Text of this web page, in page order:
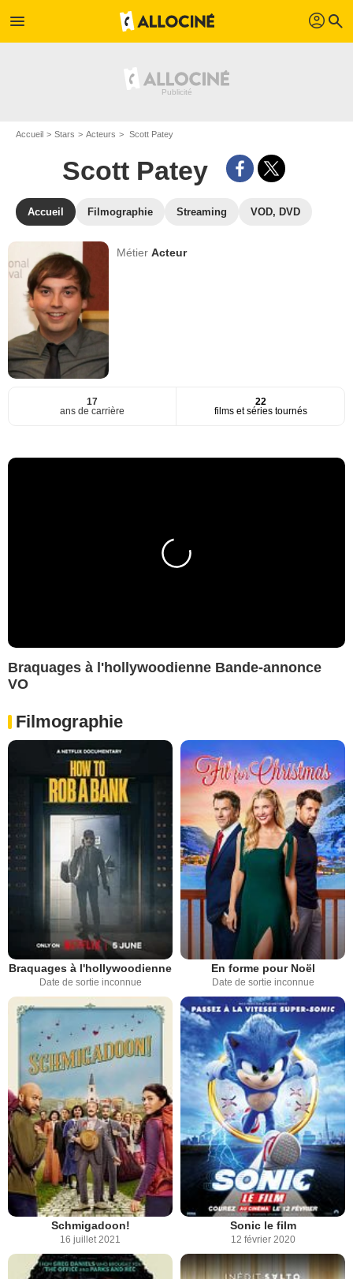
menu profil search
Accueil Stars Acteurs Scott Patey
Scott Patey
Accueil Filmographie Streaming VOD, DVD
MétierActeur
17
ans de carrière
22
films et séries tournés
Braquages à l'hollywoodienne Bande-annonce
VO
Filmographie
Braquages à l'hollywoodienne
Date de sortie inconnue
En forme pour Noël
Date de sortie inconnue
Schmigadoon!
16 juillet 2021
Sonic le film
12 février 2020